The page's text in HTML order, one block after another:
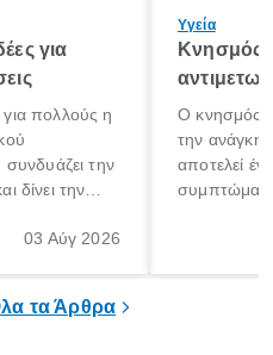
για
πολλούς η
συνδυάζει την
δίνει την
μέρες
03 Αύγ 2026
Υγεία
Κνησμός:
Ο κνησμός
την ανάγκη
αποτελεί
τα Άρθρα